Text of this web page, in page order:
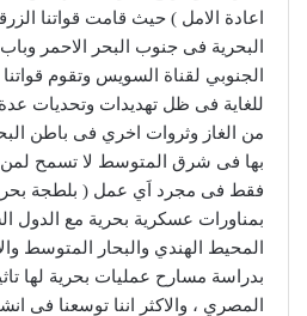
اعادة الامل ) حيث قامت قواتنا
البحرية فى جنوب البحر الاحمر
الجنوبي لقناة السويس وتقوم
للغاية فى ظل تهديدات وتحديات عدة
من الغاز وثروات اخري فى باطن
بها فى شرق المتوسط لا تسمح لمن
فقط فى مجرد اَي عمل ( بلطجة
بمناورات عسكرية بحرية مع الدول
المحيط الهندي والبحار المتوسط
بدراسة مسارح عمليات بحرية لها
المصري ، والاكثر اننا توسعنا فى